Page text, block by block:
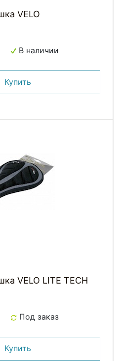
Седельная покрышка VELO
В наличии
Купить
Седельная покрышка VELO LITE TECH
Под заказ
Купить